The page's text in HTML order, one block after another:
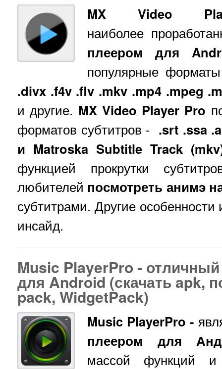
MX Video
наиболее
плеером для
популярные
.divx .f4v .flv .mkv .mp4 .mpeg
и другие. MX Video Player Pro
форматов субтитров - .srt .ssa
и Matroska Subtitle Track
функцией прокрутки
любителей посмотреть анимэ
субтитрами. Другие
инсайд.
Music PlayerPro -
для Android (скачать apk,
pack, WidgetPack)
Music PlayerPro -
плеером для
массой функций и